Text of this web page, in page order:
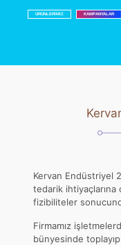
ÜRÜNLERİMİZ KAMPANYALAR
Kervan Endüstriyel
tedarik
fizibiliteler
Firmamız
bünyesinde